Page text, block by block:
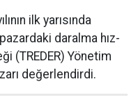
ilk yarısın­da
daralma hız­
(TREDER) Yönetim
değerlendirdi.